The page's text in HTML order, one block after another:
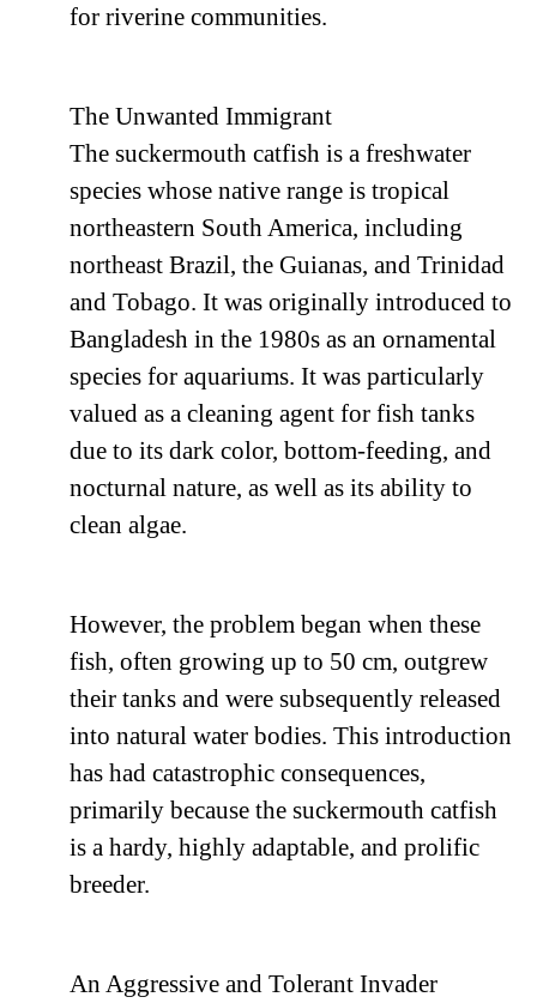
for riverine communities.
The Unwanted Immigrant
The suckermouth catfish is a freshwater
species whose native range is tropical
northeastern South America, including
northeast Brazil, the Guianas, and Trinidad
and Tobago. It was originally introduced to
Bangladesh in the 1980s as an ornamental
species for aquariums. It was particularly
valued as a cleaning agent for fish tanks
due to its dark color, bottom-feeding, and
nocturnal nature, as well as its ability to
clean algae.
However, the problem began when these
fish, often growing up to 50 cm, outgrew
their tanks and were subsequently released
into natural water bodies. This introduction
has had catastrophic consequences,
primarily because the suckermouth catfish
is a hardy, highly adaptable, and prolific
breeder.
An Aggressive and Tolerant Invader